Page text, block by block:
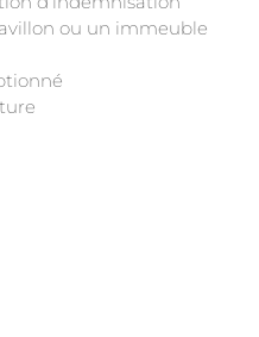
ou un immeuble